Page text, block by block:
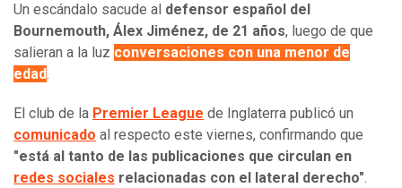
Un escándalo sacude al defensor español del
Bournemouth, Álex Jiménez, de 21 años, luego de que
salieran a la luz conversaciones con una menor de
edad.
El club de la Premier League de Inglaterra publicó un
comunicado al respecto este viernes, confirmando que
"está al tanto de las publicaciones que circulan en
redes sociales relacionadas con el lateral derecho".